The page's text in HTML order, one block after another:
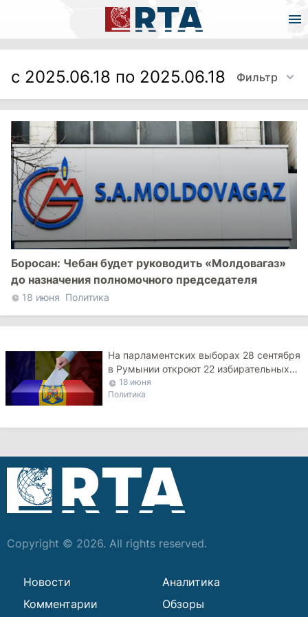
с 2025.06.18 по 2025.06.18 Фильтр
Боросан: Чебан будет руководить «Молдовагаз»
до назначения полномочного председателя
18 июня Политика
На парламентских выборах 28 сентября
в Румынии откроют 22 избирательных
участка
18 июня
Политика
Copyright © 2026. All rights reserved.
Новости
Аналитика
Комментарии
Обзоры